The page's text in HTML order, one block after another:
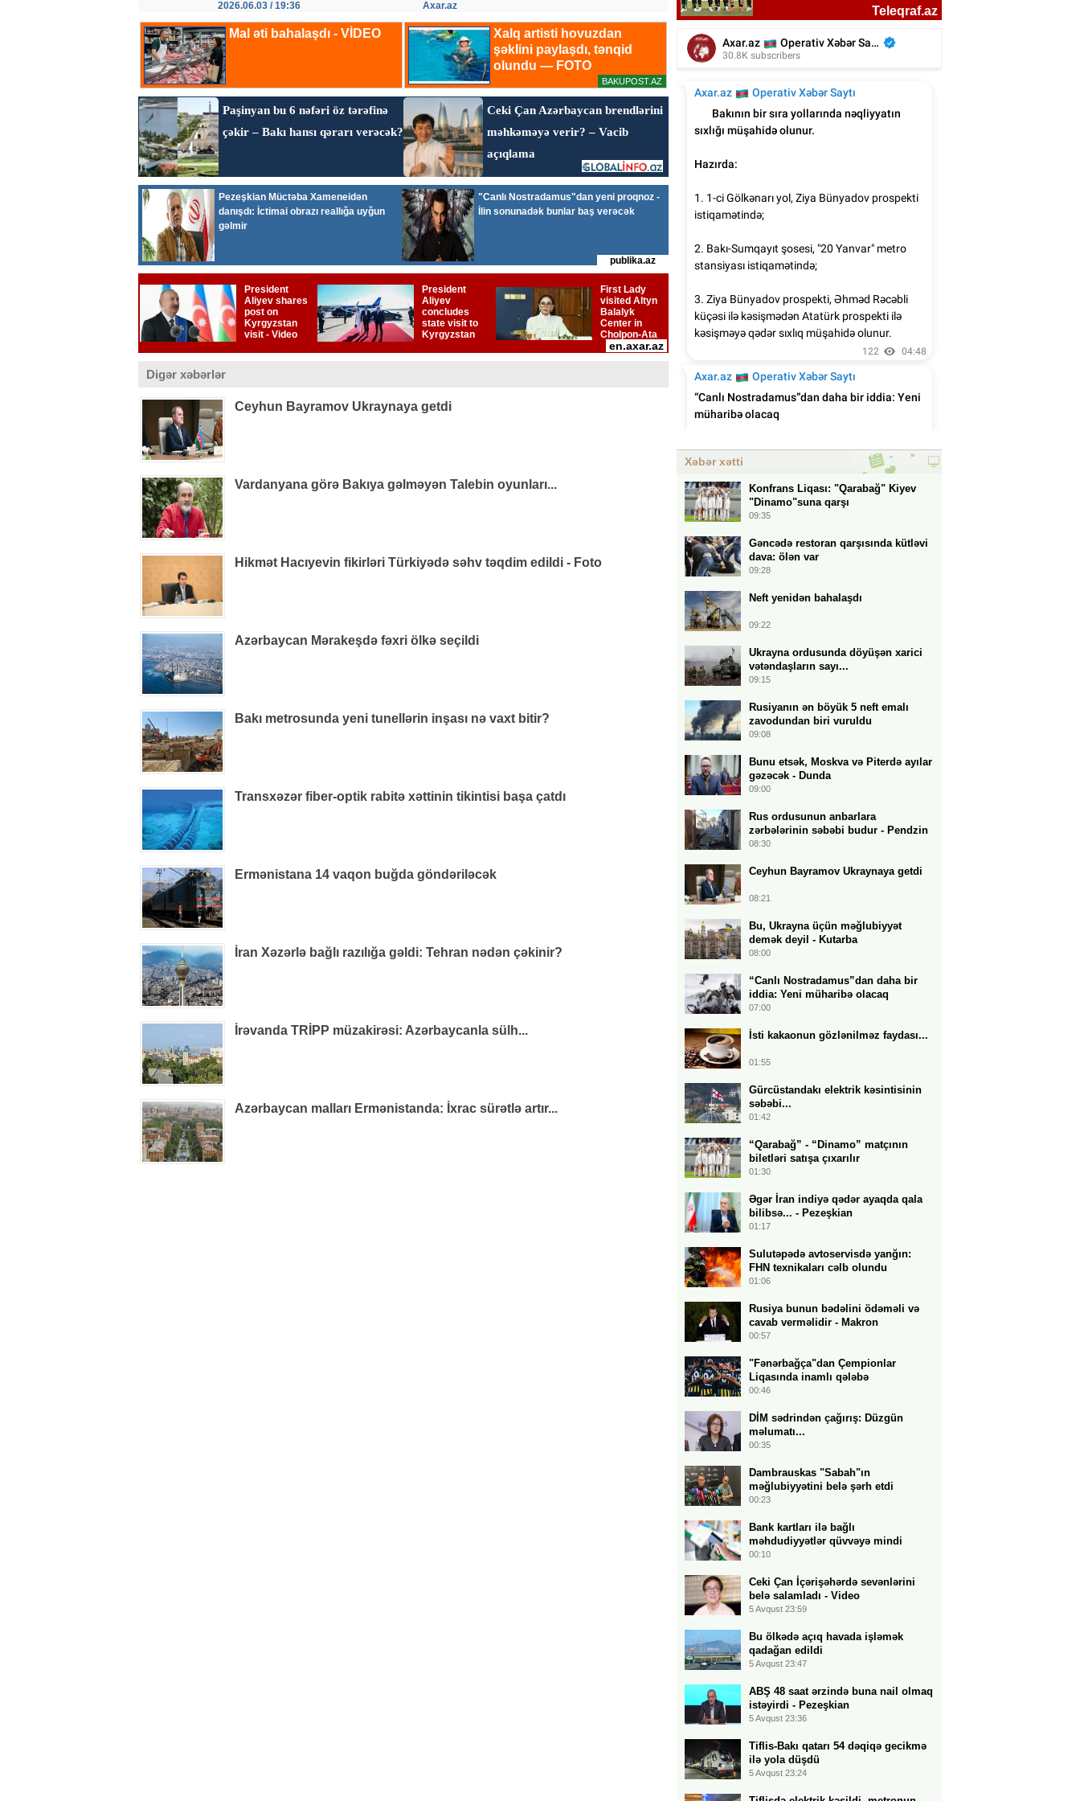
2026.06.03 / 19:36 Axar.az
Digər xəbərlər
Ceyhun Bayramov Ukraynaya getdi
Vardanyana görə Bakıya gəlməyən Talebin oyunları...
Hikmət Hacıyevin fikirləri Türkiyədə səhv təqdim edildi - Foto
Azərbaycan Mərakeşdə fəxri ölkə seçildi
Bakı metrosunda yeni tunellərin inşası nə vaxt bitir?
Transxəzər fiber-optik rabitə xəttinin tikintisi başa çatdı
Ermənistana 14 vaqon buğda göndəriləcək
İran Xəzərlə bağlı razılığa gəldi: Tehran nədən çəkinir?
İrəvanda TRİPP müzakirəsi: Azərbaycanla sülh...
Azərbaycan malları Ermənistanda: İxrac sürətlə artır...
Şəxsi biznesi olan məşhurlar - Siyahı
Ceki Çan İçərişəhərdə sevənlərini belə
Xəbər xətti
Konfrans Liqası: "Qarabağ" Kiyev
"Dinamo"suna qarşı
09:35
Gəncədə restoran qarşısında kütləvi
dava: ölən var
09:28
Neft yenidən bahalaşdı
09:22
Ukrayna ordusunda döyüşən xarici
vətəndaşların sayı...
09:15
Rusiyanın ən böyük 5 neft emalı
zavodundan biri vuruldu
09:08
Bunu etsək, Moskva və Piterdə ayılar
gəzəcək - Dunda
09:00
Rus ordusunun anbarlara
zərbələrinin səbəbi budur - Pendzin
08:30
Ceyhun Bayramov Ukraynaya getdi
08:21
Bu, Ukrayna üçün məğlubiyyət
demək deyil - Kutarba
08:00
“Canlı Nostradamus”dan daha bir
iddia: Yeni müharibə olacaq
07:00
İsti kakaonun gözlənilməz faydası...
01:55
Gürcüstandakı elektrik kəsintisinin
səbəbi...
01:42
“Qarabağ” - “Dinamo” matçının
biletləri satışa çıxarılır
01:30
Əgər İran indiyə qədər ayaqda qala
bilibsə... - Pezeşkian
01:17
Sulutəpədə avtoservisdə yanğın:
FHN texnikaları cəlb olundu
01:06
Rusiya bunun bədəlini ödəməli və
cavab verməlidir - Makron
00:57
"Fənərbağça"dan Çempionlar
Liqasında inamlı qələbə
00:46
DİM sədrindən çağırış: Düzgün
məlumatı...
00:35
Dambrauskas "Sabah"ın
məğlubiyyətini belə şərh etdi
00:23
Bank kartları ilə bağlı
məhdudiyyətlər qüvvəyə mindi
00:10
Ceki Çan İçərişəhərdə sevənlərini
belə salamladı - Video
5 Avqust 23:59
Bu ölkədə açıq havada işləmək
qadağan edildi
5 Avqust 23:47
ABŞ 48 saat ərzində buna nail olmaq
istəyirdi - Pezeşkian
5 Avqust 23:36
Tiflis-Bakı qatarı 54 dəqiqə gecikmə
ilə yola düşdü
5 Avqust 23:24